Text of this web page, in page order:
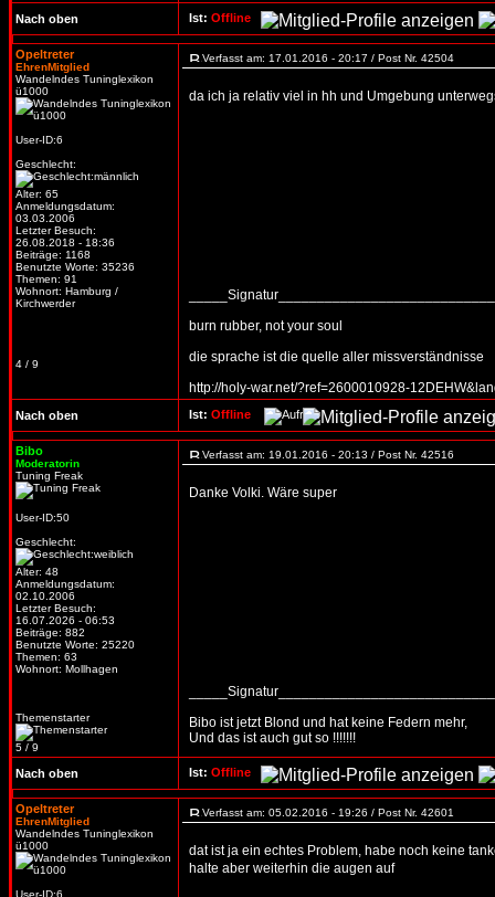
Nach oben Ist: Offline
Opeltreter
EhrenMitglied
Wandelndes Tuninglexikon
ü1000
User-ID:6
Geschlecht:
Alter: 65
Anmeldungsdatum:
03.03.2006
Letzter Besuch:
26.08.2018 - 18:36
Beiträge: 1168
Benutzte Worte: 35236
Themen: 91
Wohnort: Hamburg /
Kirchwerder
4 / 9
Verfasst am: 17.01.2016 - 20:17 / Post Nr. 42504
da ich ja relativ viel in hh und Umgebung
burn rubber, not your soul
die sprache ist die quelle aller missverständnisse
http://holy-war.net/?ref=2600010928-
Nach oben Ist: Offline
Bibo
Moderatorin
Tuning Freak
User-ID:50
Geschlecht:
Alter: 48
Anmeldungsdatum:
02.10.2006
Letzter Besuch:
16.07.2026 - 06:53
Beiträge: 882
Benutzte Worte: 25220
Themen: 63
Wohnort: Mollhagen
Themenstarter
5 / 9
Verfasst am: 19.01.2016 - 20:13 / Post Nr. 42516
Danke Volki. Wäre super
Bibo ist jetzt Blond und hat keine Federn mehr,
Und das ist auch gut so !!!!!!!
Nach oben Ist: Offline
Opeltreter
EhrenMitglied
Wandelndes Tuninglexikon
ü1000
User-ID:6
Verfasst am: 05.02.2016 - 19:26 / Post Nr. 42601
dat ist ja ein echtes Problem, habe noch keine
halte aber weiterhin die augen auf